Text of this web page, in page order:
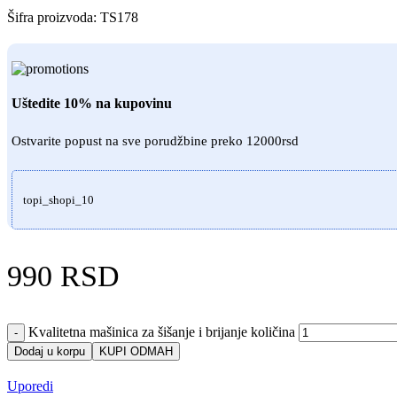
Šifra proizvoda: TS178
Uštedite 10% na kupovinu
Ostvarite popust na sve porudžbine preko 12000rsd
topi_shopi_10
990 RSD
- Kvalitetna mašinica za šišanje i brijanje količina
Dodaj u korpu KUPI ODMAH
Uporedi